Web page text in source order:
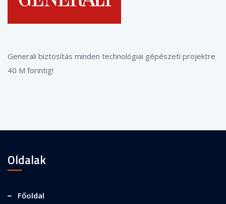
Generali biztosítás minden technológiai gépészeti projektre
40 M forintig!
Oldalak
Főoldal